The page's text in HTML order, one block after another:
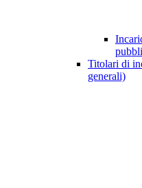
Titolari di
generali)